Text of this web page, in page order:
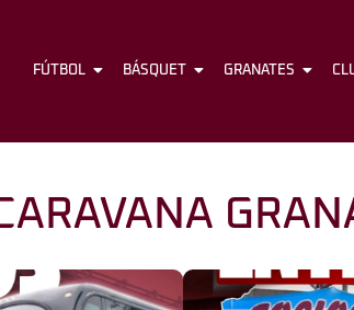
FÚTBOL BÁSQUET
FÚTBOL BÁSQUET GRANATES